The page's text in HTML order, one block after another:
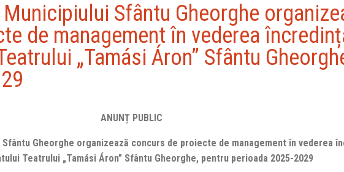
Sfântu Gheorghe
de management în vederea
„Tamási Áron” Sfântu
ANUNȚ PUBLIC
Gheorghe organizează concurs de proiecte de management în vederea
Teatrului „Tamási Áron” Sfântu Gheorghe, pentru perioada 2025-2029